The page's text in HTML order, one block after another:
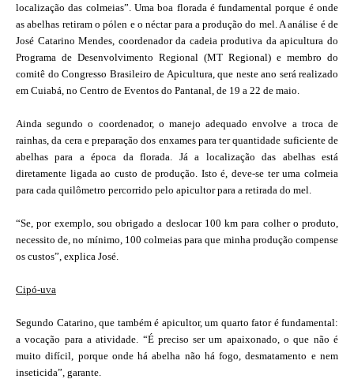
localização das colmeias”. Uma boa florada é fundamental porque é onde
as abelhas retiram o pólen e o néctar para a produção do mel. A análise é de
José Catarino Mendes, coordenador da cadeia produtiva da apicultura do
Programa de Desenvolvimento Regional (MT Regional) e membro do
comitê do Congresso Brasileiro de Apicultura, que neste ano será realizado
em Cuiabá, no Centro de Eventos do Pantanal, de 19 a 22 de maio.
Ainda segundo o coordenador, o manejo adequado envolve a troca de
rainhas, da cera e preparação dos enxames para ter quantidade suficiente de
abelhas para a época da florada. Já a localização das abelhas está
diretamente ligada ao custo de produção. Isto é, deve-se ter uma colmeia
para cada quilômetro percorrido pelo apicultor para a retirada do mel.
“Se, por exemplo, sou obrigado a deslocar 100 km para colher o produto,
necessito de, no mínimo, 100 colmeias para que minha produção compense
os custos”, explica José.
Cipó-uva
Segundo Catarino, que também é apicultor, um quarto fator é fundamental:
a vocação para a atividade. “É preciso ser um apaixonado, o que não é
muito difícil, porque onde há abelha não há fogo, desmatamento e nem
inseticida”, garante.